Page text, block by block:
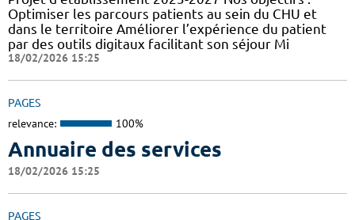
Optimiser les parcours patients au sein du CHU et
dans le territoire Améliorer l’expérience du patient
par des outils digitaux facilitant son séjour Mi
18/02/2026 15:25
PAGES
relevance: 100%
Annuaire des services
18/02/2026 15:25
PAGES